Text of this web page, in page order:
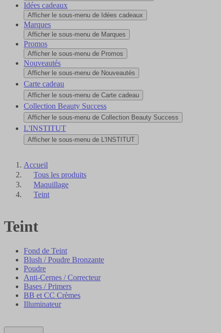
Idées cadeaux
Afficher le sous-menu de Idées cadeaux
Marques
Afficher le sous-menu de Marques
Promos
Afficher le sous-menu de Promos
Nouveautés
Afficher le sous-menu de Nouveautés
Carte cadeau
Afficher le sous-menu de Carte cadeau
Collection Beauty Success
Afficher le sous-menu de Collection Beauty Success
L'INSTITUT
Afficher le sous-menu de L'INSTITUT
Accueil
Tous les produits
Maquillage
Teint
Teint
Fond de Teint
Blush / Poudre Bronzante
Poudre
Anti-Cernes / Correcteur
Bases / Primers
BB et CC Crèmes
Illuminateur